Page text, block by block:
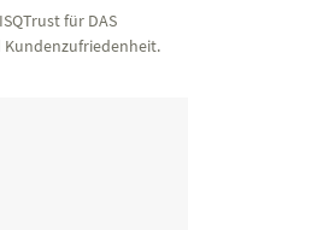
für DAS
Kundenzufriedenheit.